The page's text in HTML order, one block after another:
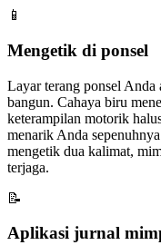
📱
Mengetik di ponsel
Layar terang ponsel Anda
bangun. Cahaya biru
keterampilan motorik
menarik Anda
mengetik dua kalimat,
terjaga.
📝
Aplikasi jurnal